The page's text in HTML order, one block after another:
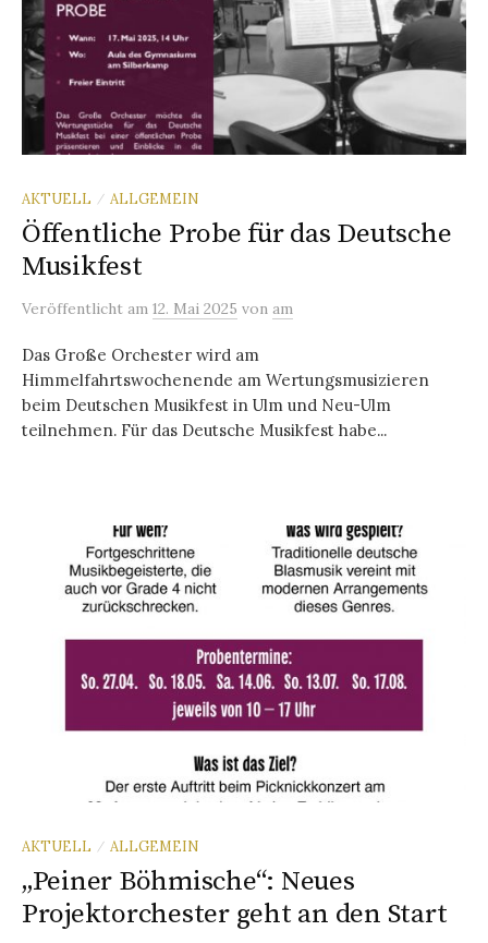
AKTUELL / ALLGEMEIN
Öffentliche Probe für das Deutsche
Musikfest
Veröffentlicht am 12. Mai 2025 von am
Das Große Orchester wird am
Himmelfahrtswochenende am Wertungsmusizieren
beim Deutschen Musikfest in Ulm und Neu-Ulm
teilnehmen. Für das Deutsche Musikfest habe...
AKTUELL / ALLGEMEIN
„Peiner Böhmische“: Neues
Projektorchester geht an den Start